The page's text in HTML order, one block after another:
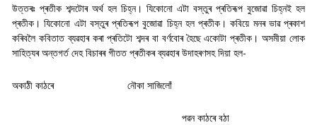
উত্তৰঃ প্ৰতীক শব্দটোৰ অৰ্থ হল চিহ্ন। যিকোনো এটা বস্তুৰ প্ৰতিৰূপ বুজোৱা চিহ্নই হল
প্ৰতীক। যিকোনো এটা বস্তুৰ প্ৰতিৰূপ বুজোৱা চিহ্ন হল প্ৰতীক। কবিয়ে মনৰ ভাৱ প্ৰকাশ
কৰিবলৈ কবিতাত ব্যৱহাৰ কৰা প্ৰতিটো শব্দৰ বা বৰ্ণবোৰ হৈছে একোটা প্ৰতীক। অসমীয়া লোক
সাহিত্যৰ অন্তগৰ্ত দেহ বিচাৰৰ গীতত প্ৰতীকৰ ব্যৱহাৰ উদাহৰণসহ দিয়া হল-
অকাঠী কাঠৰে নৌকা সাজিলোঁ
পৱন কাঠৰে বঠা